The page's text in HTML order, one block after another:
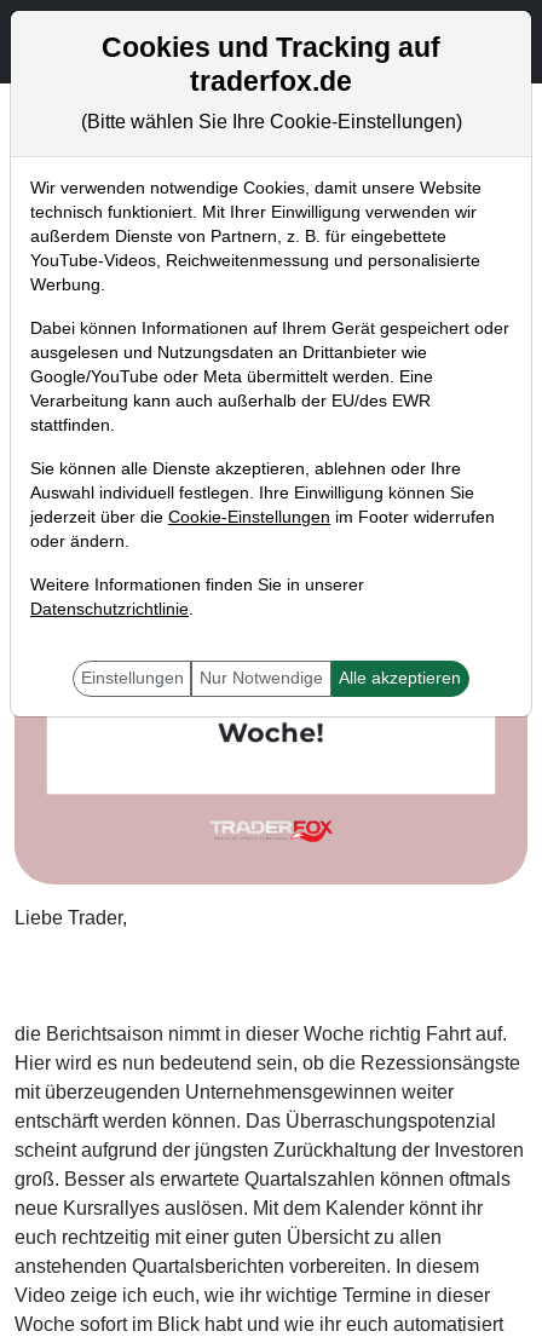
Aktien- und Artikelsuche
Trader-Blog
Home Blog Trader-Blog
Berichtsaison - Das sind wichtige
Termine in dieser Woche
24.01.2023 um 11:57 Uhr | A. Zehetner
Liebe Trader,
die Berichtsaison nimmt in dieser Woche richtig Fahrt auf.
Hier wird es nun bedeutend sein, ob die Rezessionsängste
mit überzeugenden Unternehmensgewinnen weiter
entschärft werden können. Das Überraschungspotenzial
scheint aufgrund der jüngsten Zurückhaltung der Investoren
groß. Besser als erwartete Quartalszahlen können oftmals
neue Kursrallyes auslösen. Mit dem Kalender könnt ihr
euch rechtzeitig mit einer guten Übersicht zu allen
anstehenden Quartalsberichten vorbereiten. In diesem
Video zeige ich euch, wie ihr wichtige Termine in dieser
Woche sofort im Blick habt und wie ihr euch automatisiert
Cookies und Tracking auf
traderfox.de
(Bitte wählen Sie Ihre Cookie-Einstellungen)
Wir verwenden notwendige Cookies, damit unsere Website
technisch funktioniert. Mit Ihrer Einwilligung verwenden wir
außerdem Dienste von Partnern, z. B. für eingebettete
YouTube-Videos, Reichweitenmessung und personalisierte
Werbung.
Dabei können Informationen auf Ihrem Gerät gespeichert oder
ausgelesen und Nutzungsdaten an Drittanbieter wie
Google/YouTube oder Meta übermittelt werden. Eine
Verarbeitung kann auch außerhalb der EU/des EWR
stattfinden.
Sie können alle Dienste akzeptieren, ablehnen oder Ihre
Auswahl individuell festlegen. Ihre Einwilligung können Sie
jederzeit über die Cookie-Einstellungen im Footer widerrufen
oder ändern.
Weitere Informationen finden Sie in unserer
Datenschutzrichtlinie.
Einstellungen Nur Notwendige Alle akzeptieren